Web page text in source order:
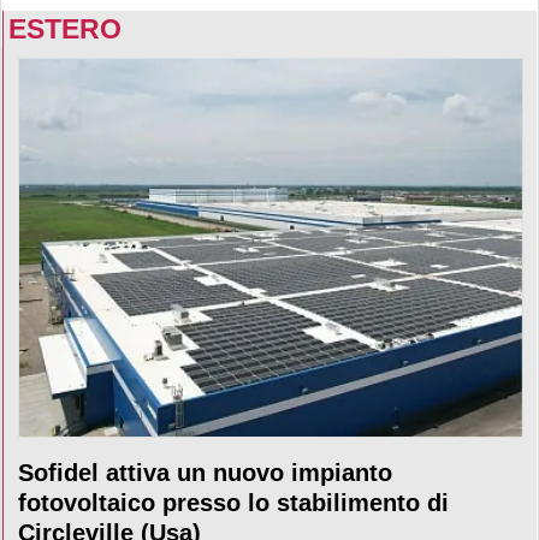
ESTERO
Sofidel attiva un nuovo impianto
fotovoltaico presso lo stabilimento di
Circleville (Usa)